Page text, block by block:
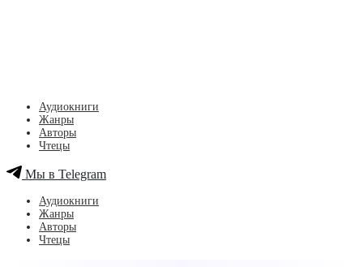
Аудиокниги
Жанры
Авторы
Чтецы
Мы в Telegram
Аудиокниги
Жанры
Авторы
Чтецы